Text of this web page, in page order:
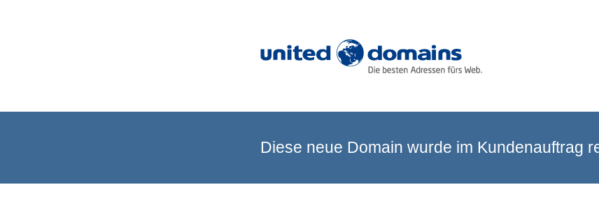
Diese neue Domain wurde im Kundenauftrag